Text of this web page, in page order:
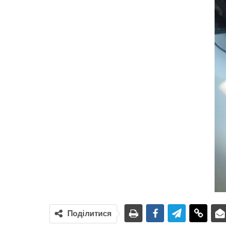
Поділитися